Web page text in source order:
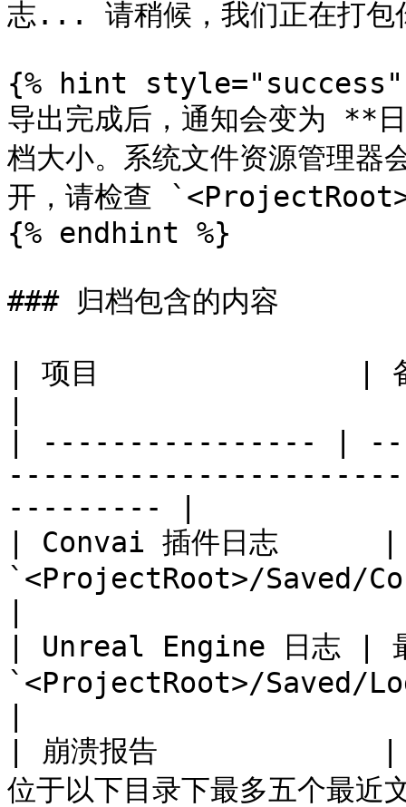
志... 请稍候，我们正在打包
{% hint style="success"
导出完成后，通知会变为 **
档大小。系统文件资源管理器
开，请检查
{% endhint %}
### 归档包含的内容
| 项目               |
| ---------------- |
--------- |
| Convai 插件日志      |
`<ProjectRoot>/Saved/
| Unreal Engine 日志 |
`<ProjectRoot>/Saved/
| 崩溃报告
位于以下目录下最多五个最近